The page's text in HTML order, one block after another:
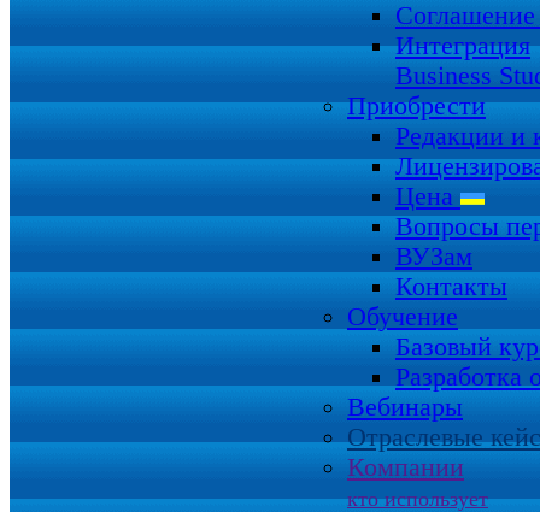
Интеграция
Business
Приобрести
Редакции и
Цена
Вопросы
ВУЗам
Контакты
Обучение
Базовый
Разработка
Вебинары
Отраслевые
Компании
кто использует